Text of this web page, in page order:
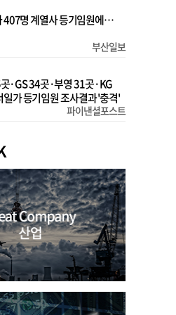
407명 계열사 등기임원에…
부산일보
·GS 34곳·부영 31곳·KG
가 등기임원 조사결과 '충격'
파이낸셜포스트